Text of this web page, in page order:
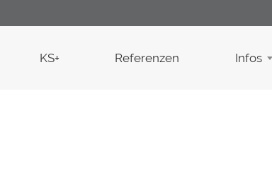
KS+ Referenzen Infos